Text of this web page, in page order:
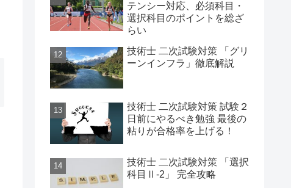
テンシー対応、必須科目・
選択科目のポイントを総ざ
らい
技術士 二次試験対策 「グリ
ーンインフラ」徹底解説
技術士 二次試験対策 試験２
日前にやるべき勉強 最後の
粘りが合格率を上げる！
技術士 二次試験対策 「選択
科目Ⅱ-2」 完全攻略